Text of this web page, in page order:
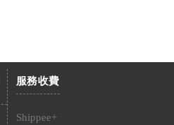
服務收費
Shippee+